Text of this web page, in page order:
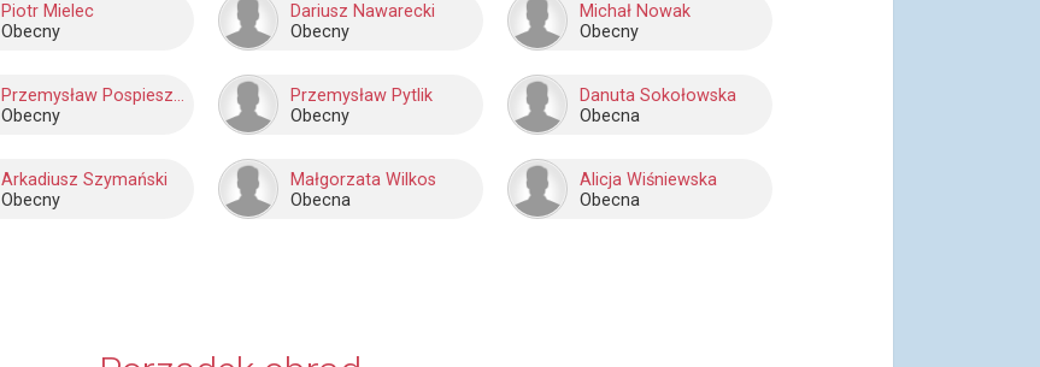
Piotr Mielec
Obecny
Dariusz Nawarecki
Obecny
Michał Nowak
Obecny
Przemysław Pospieszyński
Obecny
Przemysław Pytlik
Obecny
Danuta Sokołowska
Obecna
Arkadiusz Szymański
Obecny
Małgorzata Wilkos
Obecna
Alicja Wiśniewska
Obecna